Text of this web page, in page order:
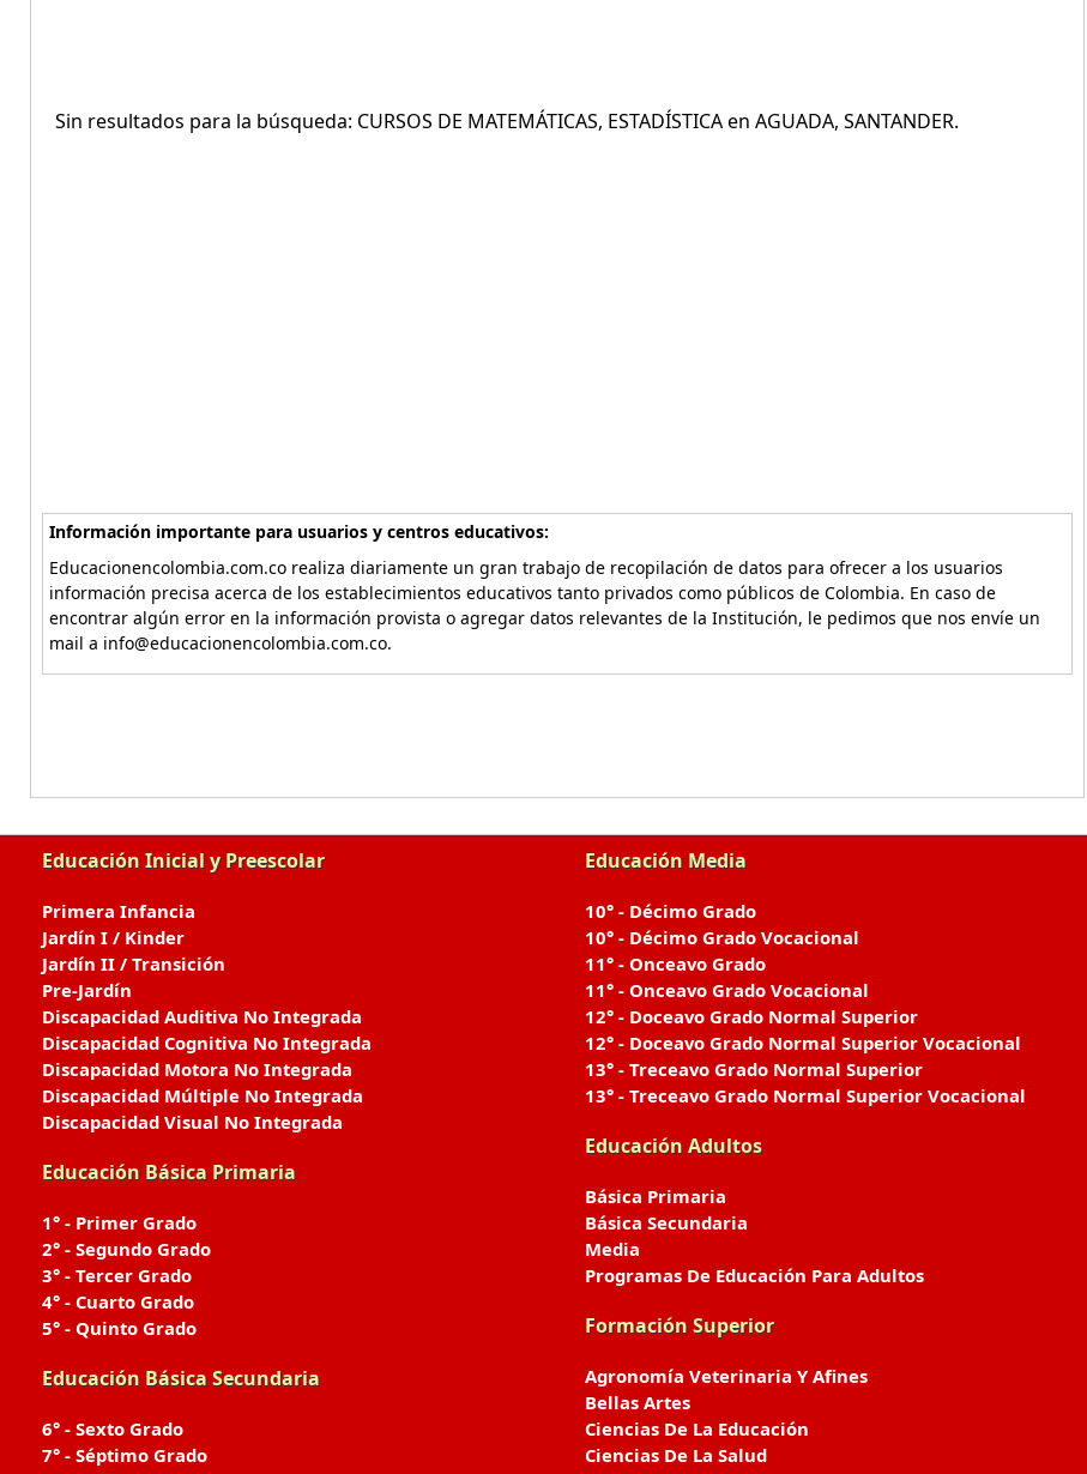
Sin resultados para la búsqueda: CURSOS DE MATEMÁTICAS, ESTADÍSTICA en AGUADA, SANTANDER.
Información importante para usuarios y centros educativos:
Educacionencolombia.com.co realiza diariamente un gran trabajo de recopilación de datos para ofrecer a los usuarios
información precisa acerca de los establecimientos educativos tanto privados como públicos de Colombia. En caso de
encontrar algún error en la información provista o agregar datos relevantes de la Institución, le pedimos que nos envíe un
mail a info@educacionencolombia.com.co.
Educación Inicial y Preescolar
Primera Infancia
Jardín I / Kinder
Jardín II / Transición
Pre-Jardín
Discapacidad Auditiva No Integrada
Discapacidad Cognitiva No Integrada
Discapacidad Motora No Integrada
Discapacidad Múltiple No Integrada
Discapacidad Visual No Integrada
Educación Básica Primaria
1° - Primer Grado
2° - Segundo Grado
3° - Tercer Grado
4° - Cuarto Grado
5° - Quinto Grado
Educación Básica Secundaria
6° - Sexto Grado
7° - Séptimo Grado
Educación Media
10° - Décimo Grado
10° - Décimo Grado Vocacional
11° - Onceavo Grado
11° - Onceavo Grado Vocacional
12° - Doceavo Grado Normal Superior
12° - Doceavo Grado Normal Superior Vocacional
13° - Treceavo Grado Normal Superior
13° - Treceavo Grado Normal Superior Vocacional
Educación Adultos
Básica Primaria
Básica Secundaria
Media
Programas De Educación Para Adultos
Formación Superior
Agronomía Veterinaria Y Afines
Bellas Artes
Ciencias De La Educación
Ciencias De La Salud